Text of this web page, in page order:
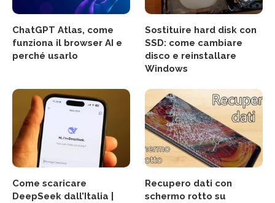
ChatGPT Atlas, come
funziona il browser AI e
perché usarlo
Sostituire hard disk con
SSD: come cambiare
disco e reinstallare
Windows
Come scaricare
DeepSeek dall’Italia |
Recupero dati con
schermo rotto su